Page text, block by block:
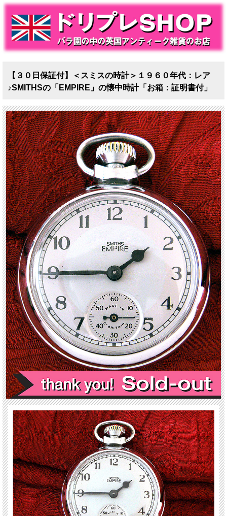
【３０日保証付】＜スミスの時計＞１９６０年代：レア
♪SMITHSの「EMPIRE」の懐中時計「お箱：証明書付」